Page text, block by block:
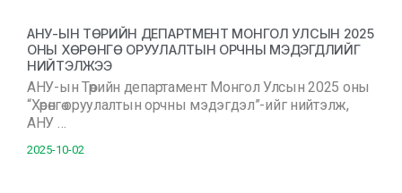
АНУ-ЫН ТӨРИЙН ДЕПАРТМЕНТ МОНГОЛ УЛСЫН 2025
ОНЫ ХӨРӨНГӨ ОРУУЛАЛТЫН ОРЧНЫ МЭДЭГДЛИЙГ
НИЙТЭЛЖЭЭ
АНУ-ын Төрийн департамент Монгол Улсын 2025 оны
“Хөрөнгө оруулалтын орчны мэдэгдэл”-ийг нийтэлж,
АНУ …
2025-10-02